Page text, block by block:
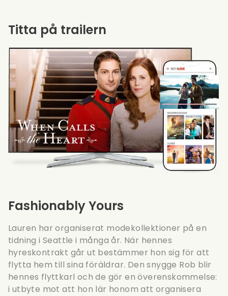
Fashionably Yours
Lauren har organiserat modekollektioner på en
tidning i Seattle i många år. När hennes
hyreskontrakt går ut bestämmer hon sig för att
flytta hem till sina föräldrar. Den snygge Rob blir
hennes flyttkarl och de gör en överenskommelse:
i utbyte mot att hon lär honom att organisera
Titta på trailern